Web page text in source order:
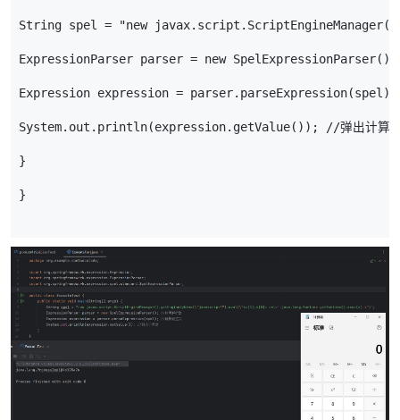
String spel = "new
ExpressionParser parser = new SpelExpressionParser();
Expression expression = parser. parseExpression(spel );
System. out . println(expression. getValue()); //弹出计算
}
}